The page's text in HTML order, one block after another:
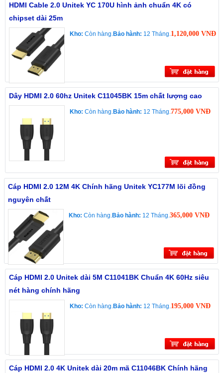
HDMI Cable 2.0 Unitek YC 170U hình ảnh chuẩn 4K có
chipset dài 25m
Kho: Còn hàng.Bảo hành: 12 Tháng.1,120,000 VNĐ
Dây HDMI 2.0 60hz Unitek C11045BK 15m chất lượng cao
Kho: Còn hàng.Bảo hành: 12 Tháng.775,000 VNĐ
Cáp HDMI 2.0 12M 4K Chính hãng Unitek YC177M lõi đồng
nguyên chất
Kho: Còn hàng.Bảo hành: 12 Tháng.365,000 VNĐ
Cáp HDMI 2.0 Unitek dài 5M C11041BK Chuẩn 4K 60Hz siêu
nét hàng chính hãng
Kho: Còn hàng.Bảo hành: 12 Tháng.195,000 VNĐ
Cáp HDMI 2.0 4K Unitek dài 20m mã C11046BK Chính hãng